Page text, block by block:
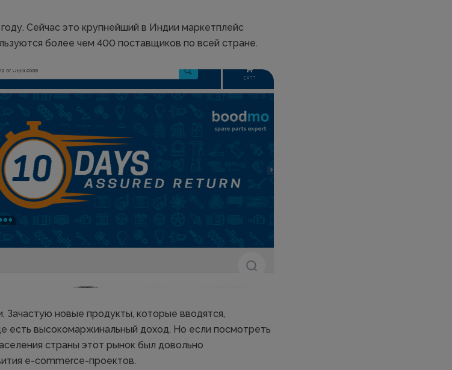
Сейчас это крупнейший в Индии маркетплейс
более чем 400 поставщиков по всей стране.
новые продукты, которые вводятся,
есть высокомаржинальный доход. Но если посмотреть
страны этот рынок был довольно
e-commerce-проектов.